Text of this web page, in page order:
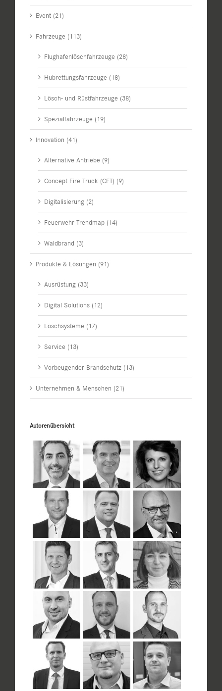
Event (21)
Fahrzeuge (113)
Flughafenlöschfahrzeuge (28)
Hubrettungsfahrzeuge (18)
Lösch- und Rüstfahrzeuge (38)
Spezialfahrzeuge (19)
Innovation (41)
Alternative Antriebe (9)
Concept Fire Truck (CFT) (9)
Digitalisierung (2)
Feuerwehr-Trendmap (14)
Waldbrand (3)
Produkte & Lösungen (91)
Ausrüstung (33)
Digital Solutions (12)
Löschsysteme (17)
Service (13)
Vorbeugender Brandschutz (13)
Unternehmen & Menschen (21)
Autorenübersicht